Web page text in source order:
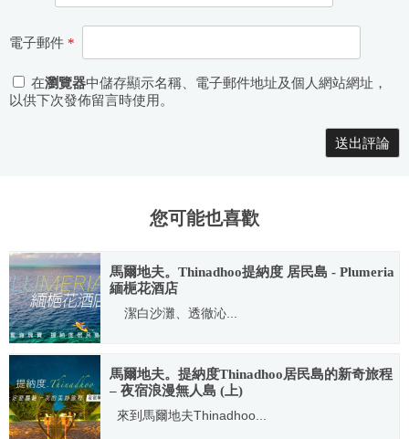
電子郵件 *
在瀏覽器中儲存顯示名稱、電子郵件地址及個人網站網址，
以供下次發佈留言時使用。
您可能也喜歡
馬爾地夫。Thinadhoo提納度 居民島 - Plumeria
緬梔花酒店
潔白沙灘、透徹沁...
2019.01.10
馬爾地夫。提納度Thinadhoo居民島的新奇旅程
– 夜宿浪漫無人島 (上)
來到馬爾地夫Thinadhoo...